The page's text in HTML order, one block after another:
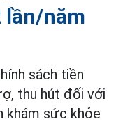
lần/năm
sách tiền
thu hút đối với
khám sức khỏe